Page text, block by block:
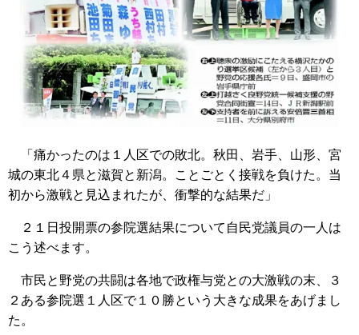
「痛かったのは１人区での敗北。秋田、岩手、山形、宮
城の東北４県と滋賀と新潟。ことごとく接戦を負けた。当
初から激戦と見込まれたが、衝撃的な結果だ」
２１日投開票の参院選結果について自民党議員の一人は
こう述べます。
市民と野党の共闘は各地で政権与党との大激戦の末、３
２ある参院選１人区で１０勝という大きな成果をあげまし
た。